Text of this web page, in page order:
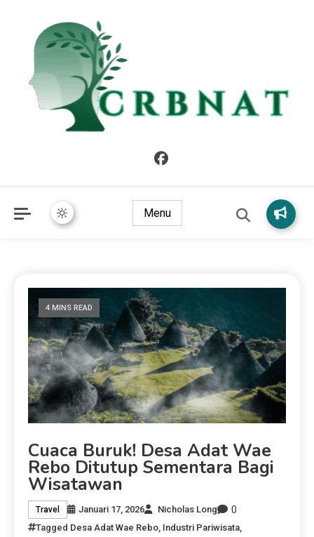
Menu
4 MINS READ
Cuaca Buruk! Desa Adat Wae
Rebo Ditutup Sementara Bagi
Wisatawan
Travel Januari 17, 2026 Nicholas Long 0
Tagged Desa Adat Wae Rebo Industri Pariwisata